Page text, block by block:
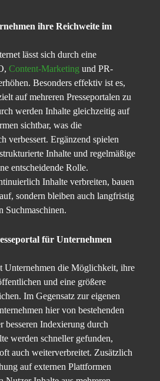
ihre Reichweite im
lässt sich durch eine
Content-Marketing und PR-
Besonders effektiv ist es,
auf mehreren Presseportalen zu
werden Inhalte gleichzeitig auf
sichtbar, was die
verbessert. Ergänzend spielen
Inhalte und regelmäßige
entscheidende Rolle.
Inhalte verbreiten, bauen
sondern bleiben auch langfristig
Suchmaschinen.
für Unternehmen
Unternehmen die Möglichkeit, ihre
und eine größere
Im Gegensatz zur eigenen
hier von bestehenden
besseren Indexierung durch
werden schneller gefunden,
auch weiterverbreitet. Zusätzlich
auf externen Plattformen